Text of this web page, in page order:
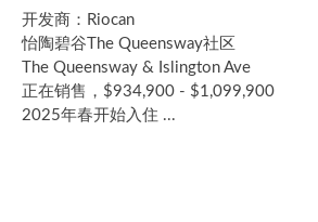
开发商：Riocan
怡陶碧谷The Queensway社区
The Queensway & Islington Ave
正在销售，$934,900 - $1,099,900
2025年春开始入住 ...